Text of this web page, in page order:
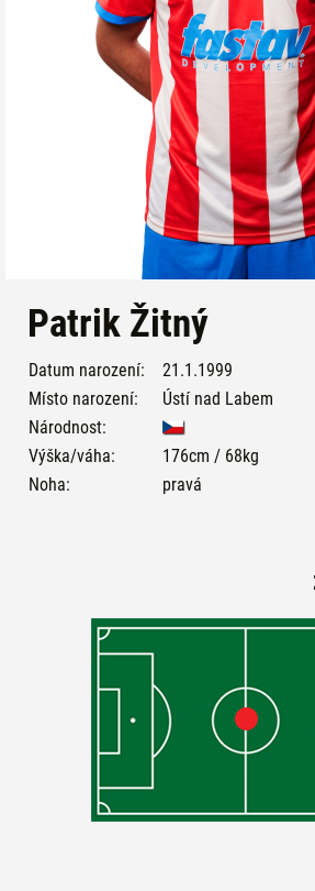
Patrik Žitný
Datum narození:
21.1.1999
Místo narození:
Ústí nad Labem
Národnost:
Výška/váha:
176cm / 68kg
Noha:
pravá